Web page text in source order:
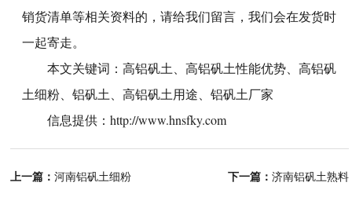
销货清单等相关资料的，请给我们留言，我们会在发货时
一起寄走。
本文关键词：高铝矾土 、高铝矾土性能优势 、高铝矾
土细粉 、铝矾土 、高铝矾土用途 、铝矾土厂家
信息提供：http://www.hnsfky.com
上一篇：河南铝矾土细粉 下一篇： 济南铝矾土熟料